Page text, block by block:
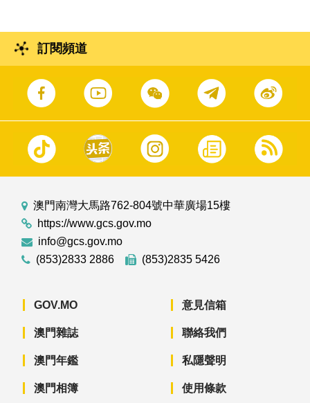
訂閱頻道
澳門南灣大馬路762-804號中華廣場15樓
https://www.gcs.gov.mo
info@gcs.gov.mo
(853)2833 2886
(853)2835 5426
GOV.MO
澳門雜誌
澳門年鑑
澳門相簿
意見信箱
聯絡我們
私隱聲明
使用條款